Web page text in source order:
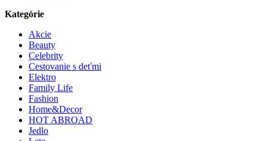
Kategórie
Akcie
Beauty
Celebrity
Cestovanie s deťmi
Elektro
Family Life
Fashion
Home&Decor
HOT ABROAD
Jedlo